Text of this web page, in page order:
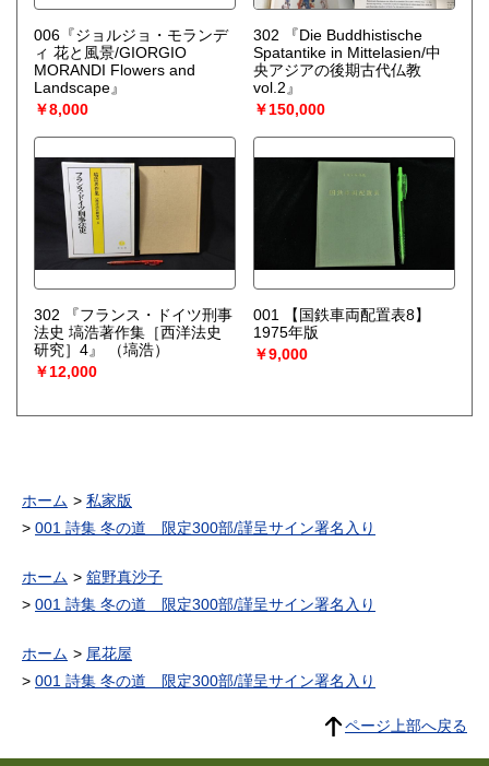
006『ジョルジョ・モランデ
ィ 花と風景/GIORGIO
MORANDI Flowers and
Landscape』
￥8,000
302 『Die Buddhistische
Spatantike in Mittelasien/中
央アジアの後期古代仏教
vol.2』
￥150,000
302 『フランス・ドイツ刑事
法史 塙浩著作集［西洋法史
研究］4』
（塙浩）
￥12,000
001 【国鉄車両配置表8】
1975年版
￥9,000
ホーム
私家版
001 詩集 冬の道 限定300部/謹呈サイン署名入り
ホーム
舘野真沙子
001 詩集 冬の道 限定300部/謹呈サイン署名入り
ホーム
尾花屋
001 詩集 冬の道 限定300部/謹呈サイン署名入り
ページ上部へ戻る